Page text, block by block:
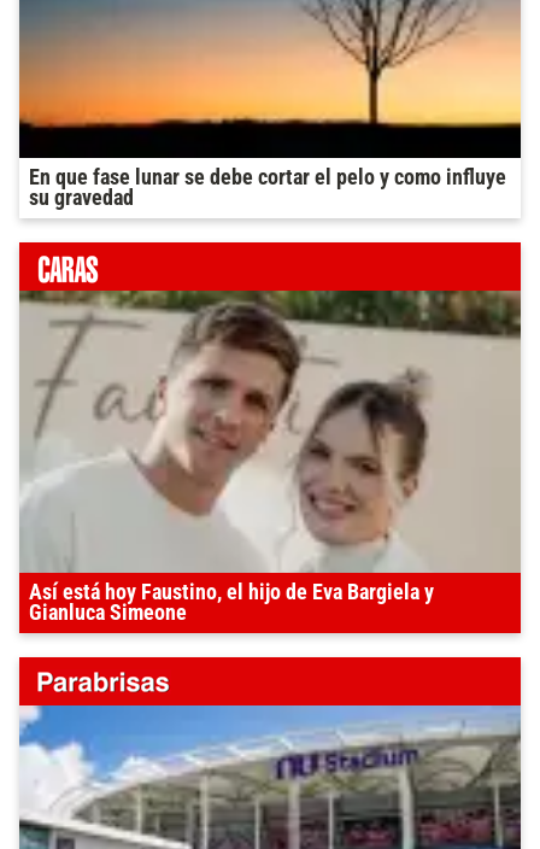
En que fase lunar se debe cortar el pelo y como influye
su gravedad
Así está hoy Faustino, el hijo de Eva Bargiela y
Gianluca Simeone